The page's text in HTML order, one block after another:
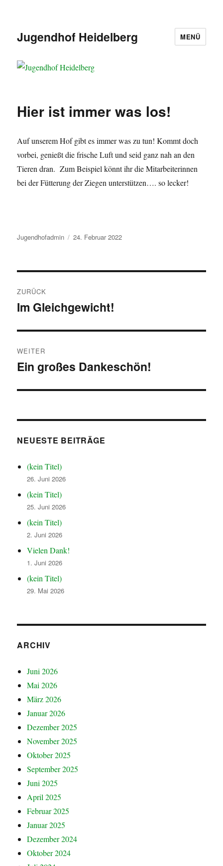
Jugendhof Heidelberg MENÜ
Hier ist immer was los!
Auf unserem Hof gibt es immer was zu tun! Kommt doch
vorbei, genießt die frische Luft und seid ganz nah an den
Tieren dran. Zum Beispiel könnt ihr die Mitarbeiterinnen
bei der Fütterung der Ziegen unterstützen…. so lecker!
Autor
Jugendhofadmin
Veröffentlicht
24. Februar 2022
ZURÜCK
Vorheriger
Im Gleichgewicht!
WEITER
Nächster
Ein großes Dankeschön!
NEUESTE BEITRÄGE
(kein Titel)
26. Juni 2026
(kein Titel)
25. Juni 2026
(kein Titel)
2. Juni 2026
Vielen Dank!
1. Juni 2026
(kein Titel)
29. Mai 2026
ARCHIV
Juni 2026
Mai 2026
März 2026
Januar 2026
Dezember 2025
November 2025
Oktober 2025
September 2025
Juni 2025
April 2025
Februar 2025
Januar 2025
Dezember 2024
Oktober 2024